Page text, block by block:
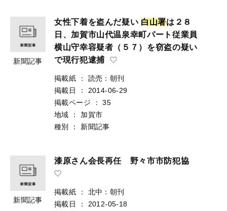
新聞記事
女性下着を盗んだ疑い 白 山署は２８
日、加賀市山代温泉幸町パート従業員
横山守幸容疑者（５７）を窃盗の疑い
で現行犯逮捕
掲載紙 ：
読売：朝刊
掲載日
：
2014-06-29
掲載ページ
：
35
地域
：
加賀市
種別
： 新聞記事
新聞記事
漆原さん会長再任 野々市市防犯協
掲載紙 ：
北中：朝刊
掲載日
：
2012-05-18